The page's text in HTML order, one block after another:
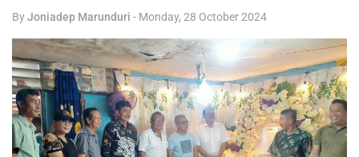
ByJoniadep Marunduri - Monday, 28 October 2024